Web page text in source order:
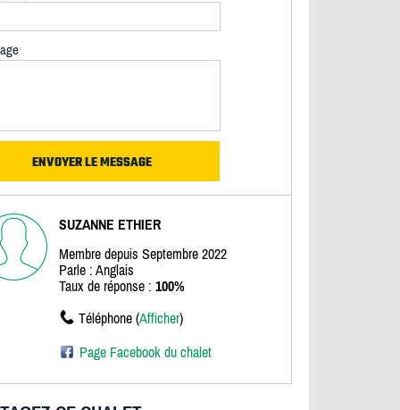
SUZANNE ETHIER
Membre depuis Septembre 2022
Parle : Anglais
Taux de réponse : 100%
Téléphone (Afficher)
Page Facebook du chalet